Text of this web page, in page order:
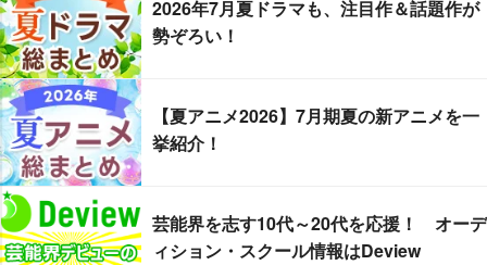
2026年7月夏ドラマも、注目作＆話題作が
勢ぞろい！
【夏アニメ2026】7月期夏の新アニメを一
挙紹介！
芸能界を志す10代～20代を応援！ オーデ
ィション・スクール情報はDeview